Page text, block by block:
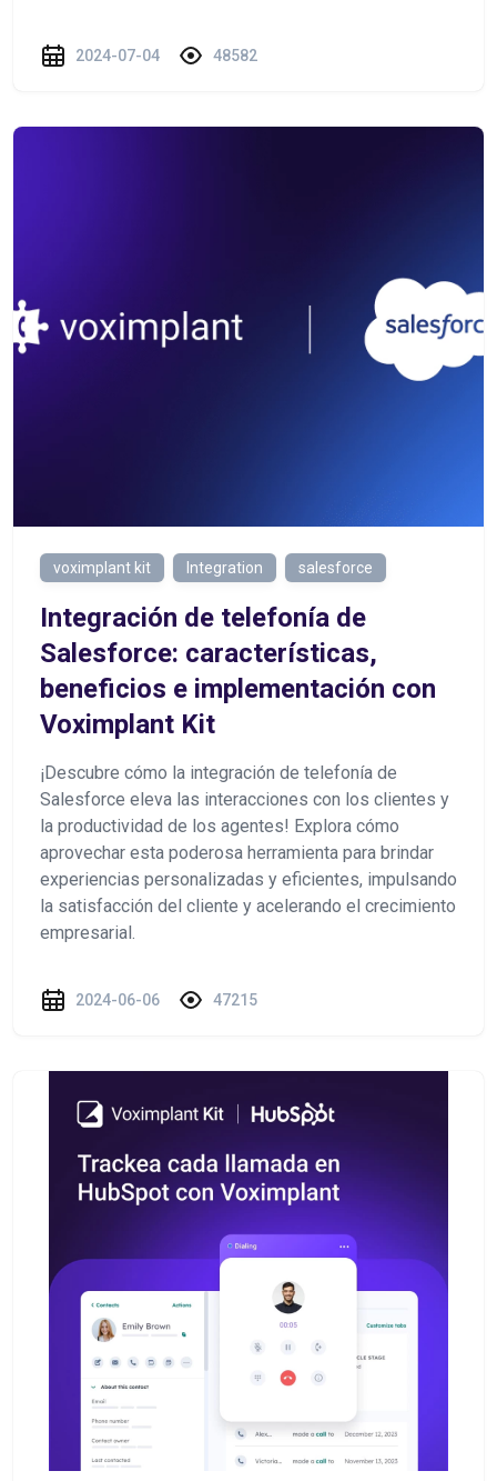
2024-07-04 48582
voximplant kit Integration salesforce
Integración de telefonía de
Salesforce: características,
beneficios e implementación con
Voximplant Kit
¡Descubre cómo la integración de telefonía de
Salesforce eleva las interacciones con los clientes y
la productividad de los agentes! Explora cómo
aprovechar esta poderosa herramienta para brindar
experiencias personalizadas y eficientes, impulsando
la satisfacción del cliente y acelerando el crecimiento
empresarial.
2024-06-06 47215